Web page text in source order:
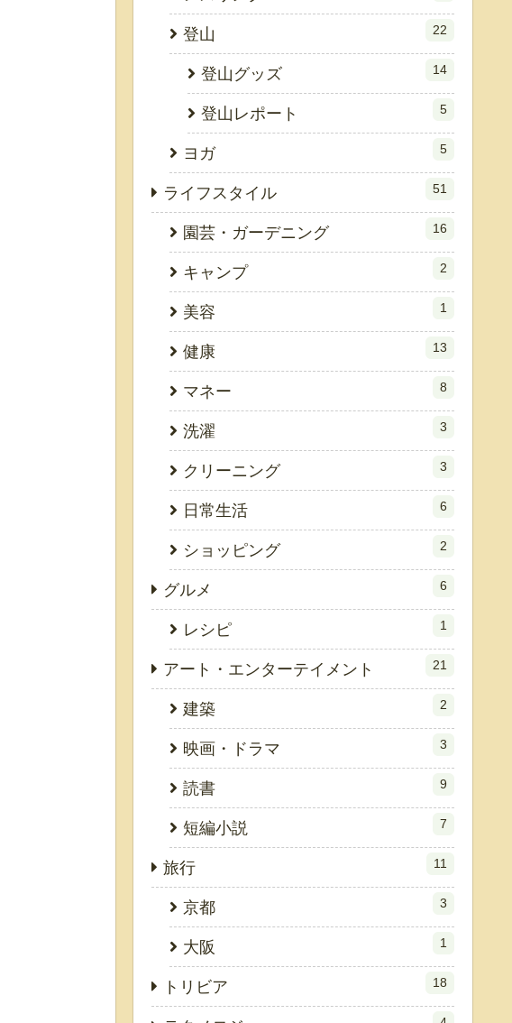
登山 22
登山グッズ 14
登山レポート 5
ヨガ 5
ライフスタイル 51
園芸・ガーデニング 16
キャンプ 2
美容 1
健康 13
マネー 8
洗濯 3
クリーニング 3
日常生活 6
ショッピング 2
グルメ 6
レシピ 1
アート・エンターテイメント 21
建築 2
映画・ドラマ 3
読書 9
短編小説 7
旅行 11
京都 3
大阪 1
トリビア 18